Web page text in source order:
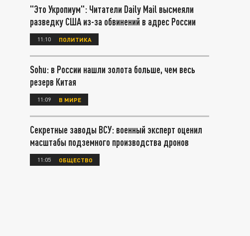
"Это Укропиум": Читатели Daily Mail высмеяли
разведку США из-за обвинений в адрес России
11:10 ПОЛИТИКА
Sohu: в России нашли золота больше, чем весь
резерв Китая
11:09 В МИРЕ
Секретные заводы ВСУ: военный эксперт оценил
масштабы подземного производства дронов
11:05 ОБЩЕСТВО